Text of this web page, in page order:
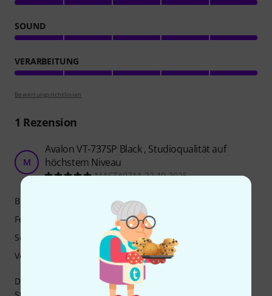
SOUND
VERARBEITUNG
Bewertungsrichtlinien
1 Rezension
M
Avalon VT-737SP Black , Studioqualität auf
höchstem Niveau
MASTA0711 22.10.2025
Der Avalon VT-737SP Black ist ein hochwertiger Channel
Bedienung
Features
Sound
Verarbeitung